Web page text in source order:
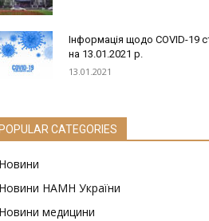
Інформація щодо COVID-19
на 13.01.2021 р.
13.01.2021
POPULAR CATEGORIES
Новини
Новини НАМН України
Новини медицини